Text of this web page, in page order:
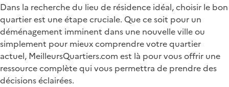
Dans la recherche du lieu de résidence idéal, choisir le bon
quartier est une étape cruciale. Que ce soit pour un
déménagement imminent dans une nouvelle ville ou
simplement pour mieux comprendre votre quartier
actuel, MeilleursQuartiers.com est là pour vous offrir une
ressource complète qui vous permettra de prendre des
décisions éclairées.